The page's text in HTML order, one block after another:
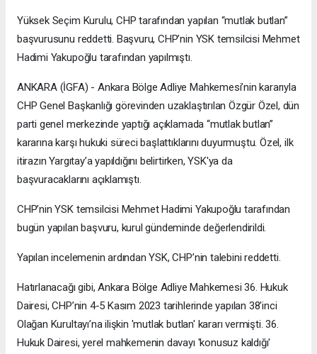
Yüksek Seçim Kurulu, CHP tarafından yapılan “mutlak butlan”
başvurusunu reddetti. Başvuru, CHP’nin YSK temsilcisi Mehmet
Hadimi Yakupoğlu tarafından yapılmıştı.
ANKARA (İGFA) - Ankara Bölge Adliye Mahkemesi’nin kararıyla
CHP Genel Başkanlığı görevinden uzaklaştırılan Özgür Özel, dün
parti genel merkezinde yaptığı açıklamada “mutlak butlan”
kararına karşı hukuki süreci başlattıklarını duyurmuştu. Özel, ilk
itirazın Yargıtay’a yapıldığını belirtirken, YSK'ya da
başvuracaklarını açıklamıştı.
CHP’nin YSK temsilcisi Mehmet Hadimi Yakupoğlu tarafından
bugün yapılan başvuru, kurul gündeminde değerlendirildi.
Yapılan incelemenin ardından YSK, CHP’nin talebini reddetti.
Hatırlanacağı gibi, Ankara Bölge Adliye Mahkemesi 36. Hukuk
Dairesi, CHP’nin 4-5 Kasım 2023 tarihlerinde yapılan 38'inci
Olağan Kurultayı’na ilişkin 'mutlak butlan' kararı vermişti. 36.
Hukuk Dairesi, yerel mahkemenin davayı 'konusuz kaldığı'